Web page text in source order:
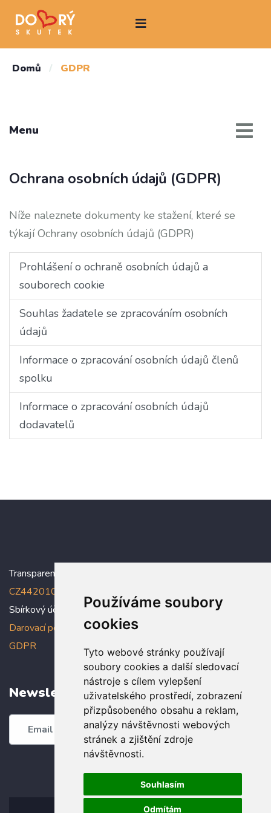
Používáme soubory
cookies
Tyto webové stránky používají
soubory cookies a další sledovací
nástroje s cílem vylepšení
uživatelského prostředí, zobrazení
přizpůsobeného obsahu a reklam,
analýzy návštěvnosti webových
stránek a zjištění zdroje
návštěvnosti.
Souhlasím
Odmítám
Domů / GDPR
Ochrana osobních údajů (GDPR)
Níže naleznete dokumenty ke stažení, které se
týkají Ochrany osobních údajů (GDPR)
Prohlášení o ochraně osobních údajů a
souborech cookie
Souhlas žadatele se zpracováním osobních
údajů
Informace o zpracování osobních údajů členů
spolku
Informace o zpracování osobních údajů
dodavatelů
Menu
Transparentní účet:
CZ4420100000005005005006
Sbírkový účet: 5005005022/2010
Darovací podmínky,Prohlášení o ochraně osobních údajů dle
GDPR
Newsletter
Odebírat